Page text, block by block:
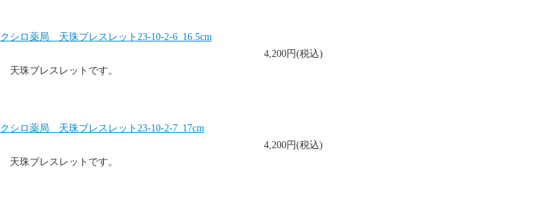
クシロ薬局 天珠ブレスレット23-10-2-6_16.5cm
4,200円(税込)
天珠ブレスレットです。
クシロ薬局 天珠ブレスレット23-10-2-7_17cm
4,200円(税込)
天珠ブレスレットです。